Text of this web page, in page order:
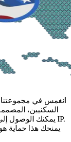
انغمس في مجموعتنا
يمنحك هذا حماية